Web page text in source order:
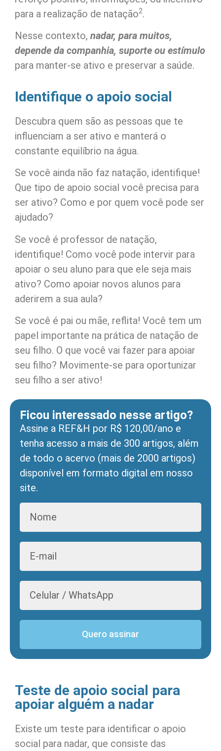
para a realização de natação2.
Nesse contexto, nadar, para muitos,
depende da companhia, suporte ou estímulo
para manter-se ativo e preservar a saúde.
Identifique o apoio social
Descubra quem são as pessoas que te
influenciam a ser ativo e manterá o
constante equilíbrio na água.
Se você ainda não faz natação, identifique!
Que tipo de apoio social você precisa para
ser ativo? Como e por quem você pode ser
ajudado?
Se você é professor de natação,
identifique! Como você pode intervir para
apoiar o seu aluno para que ele seja mais
ativo? Como apoiar novos alunos para
aderirem a sua aula?
Se você é pai ou mãe, reflita! Você tem um
papel importante na prática de natação de
seu filho. O que você vai fazer para apoiar
seu filho? Movimente-se para oportunizar
seu filho a ser ativo!
Ficou interessado nesse artigo?
Assine a REF&H por R$ 120,00/ano e
tenha acesso a mais de 300 artigos, além
de todo o acervo (mais de 2000 artigos)
disponível em formato digital em nosso
site.
Quero assinar
Teste de apoio social para
apoiar alguém a nadar
Existe um teste para identificar o apoio
social para nadar, que consiste das